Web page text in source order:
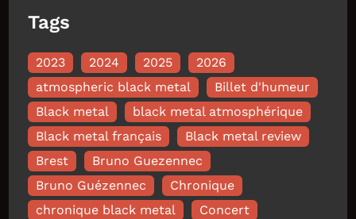
Tags
2023 2024 2025
2026
atmospheric black metal
Billet d'humeur
Black metal
black metal atmosphérique
Black metal français
Black metal review
Brest
Bruno Guezennec
Bruno Guézennec
Chronique
chronique black metal
Concert